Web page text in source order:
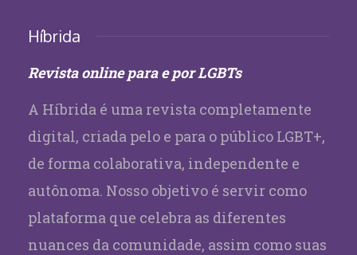
Híbrida
Revista online para e por LGBTs
A Híbrida é uma revista completamente
digital, criada pelo e para o público LGBT+,
de forma colaborativa, independente e
autônoma. Nosso objetivo é servir como
plataforma que celebra as diferentes
nuances da comunidade, assim como suas